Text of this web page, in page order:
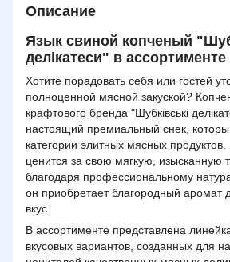
Описание
Язык свиной копченый
делікатеси" в ассортименте
Хотите порадовать себя или гостей
полноценной мясной закуской?
крафтового бренда "Шубківські
настоящий премиальный снек,
категории элитных мясных
ценится за свою мягкую, изысканную
благодаря профессиональному
он приобретает благородный аромат
вкус.
В ассортименте представлена
вкусовых вариантов, созданных для